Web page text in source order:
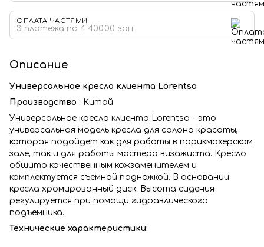
ОПЛАТА ЧАСТЯМИ
3 платежа по 4 400.00 грн
Описание
Универсальное кресло клиента Lorentso
Производство : Китай
Универсальное кресло клиента Lorentso - это
универсальная модель кресла для салона красоты,
которая подойдет как для работы в парикмахерском
зале, так и для работы мастера визажиста. Кресло
обшито качественным кожзаменителем и
комплектуется съемной подножкой. В основании
кресла хромированный диск. Высота сидения
регулируется при помощи гидравлического
подъемника.
Технические характеристики: